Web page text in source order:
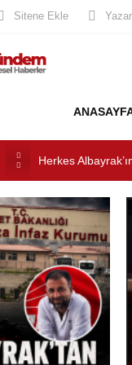
Sitene Ekle
Herkes
Akçakoca CHP
Akçakoca’da
AKÇAKOCA’DA
Saklı Koy
SAHİLLERDE